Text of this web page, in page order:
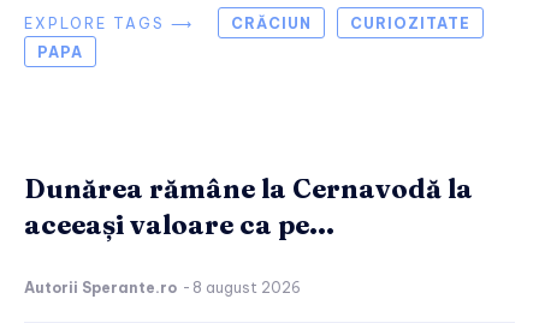
EXPLORE TAGS ⟶ CRĂCIUN
CURIOZITATE
PAPA
Dunărea rămâne la Cernavodă la
aceeași valoare ca pe...
Autorii Sperante.ro - 8 august 2026